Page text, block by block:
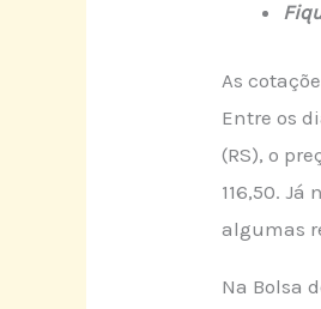
As
Entre os
(RS), o
116,50.
algumas
Na Bolsa